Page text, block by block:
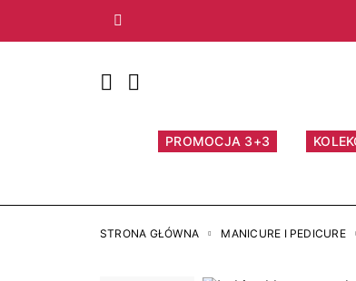
Poprzedni
PROMOCJA 3+3
STRONA GŁÓWNA MANICURE I PEDICURE